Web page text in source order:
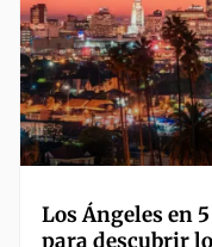
Los Ángeles en
para descubrir